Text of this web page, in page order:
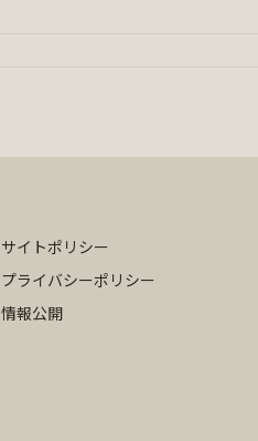
サイトポリシー
プライバシーポリシー
情報公開